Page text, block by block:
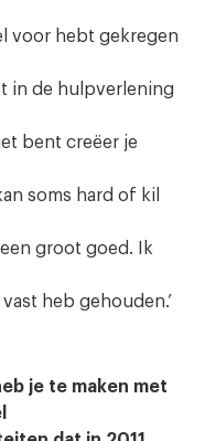
voor hebt gekregen
in de hulpverlening
bent creëer je
soms hard of kil
groot goed. Ik
heb gehouden.’
je te maken met